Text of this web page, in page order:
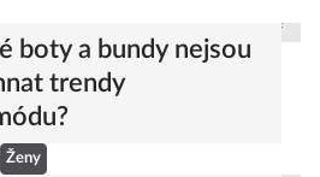
boty a bundy nejsou
trendy
Ženy